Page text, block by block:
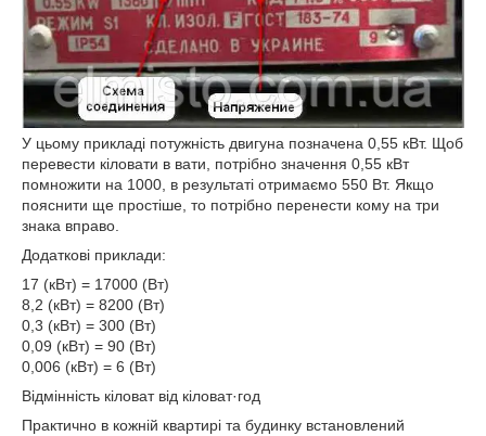
У цьому прикладі потужність двигуна позначена 0,55 кВт. Щоб
перевести кіловати в вати, потрібно значення 0,55 кВт
помножити на 1000, в результаті отримаємо 550 Вт. Якщо
пояснити ще простіше, то потрібно перенести кому на три
знака вправо.
Додаткові приклади:
17 (кВт) = 17000 (Вт)
8,2 (кВт) = 8200 (Вт)
0,3 (кВт) = 300 (Вт)
0,09 (кВт) = 90 (Вт)
0,006 (кВт) = 6 (Вт)
Відмінність кіловат від кіловат·год
Практично в кожній квартирі та будинку встановлений